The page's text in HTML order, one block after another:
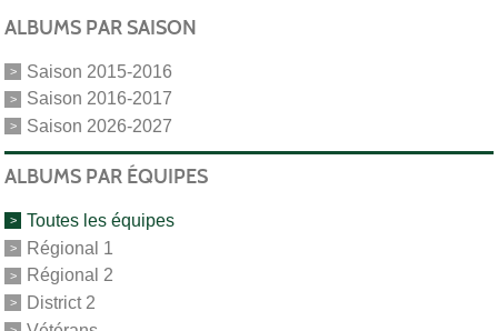
ALBUMS PAR SAISON
Saison 2015-2016
Saison 2016-2017
Saison 2026-2027
ALBUMS PAR ÉQUIPES
Toutes les équipes
Régional 1
Régional 2
District 2